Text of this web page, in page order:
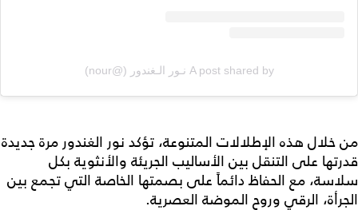
A post shared by نـور الـغندور (@nour)
من خلال هذه الإطلالات المتنوعة، تؤكد نور الغندور مرة جديدة
قدرتها على التنقل بين الأساليب الجريئة والأنثوية بكل
سلاسة، مع الحفاظ دائماً على بصمتها الخاصة التي تجمع بين
الجرأة، الرقي وروح الموضة العصرية.